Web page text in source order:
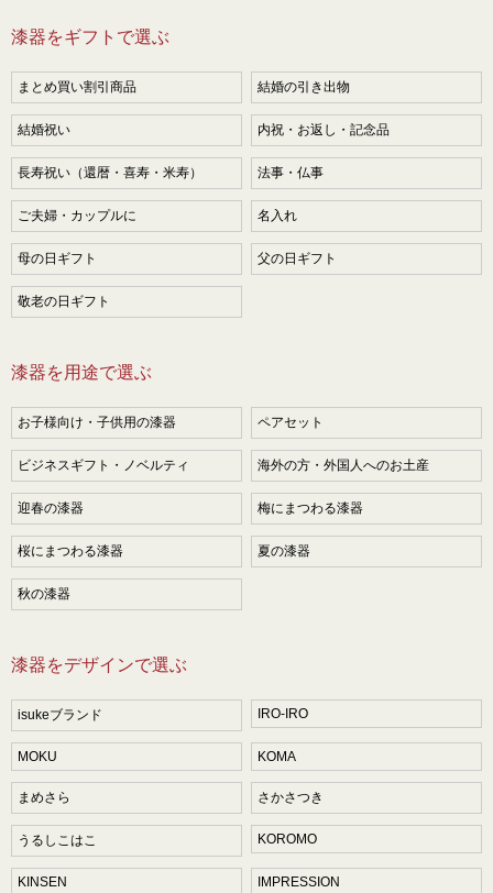
漆器をギフトで選ぶ
まとめ買い割引商品 結婚の引き出物
結婚祝い 内祝・お返し・記念品
長寿祝い（還暦・喜寿・米寿） 法事・仏事
ご夫婦・カップルに 名入れ
母の日ギフト 父の日ギフト
敬老の日ギフト
漆器を用途で選ぶ
お子様向け・子供用の漆器 ペアセット
ビジネスギフト・ノベルティ 海外の方・外国人へのお土産
迎春の漆器 梅にまつわる漆器
桜にまつわる漆器 夏の漆器
秋の漆器
漆器をデザインで選ぶ
isukeブランド IRO-IRO
MOKU KOMA
まめさら さかさつき
うるしこはこ KOROMO
KINSEN IMPRESSION